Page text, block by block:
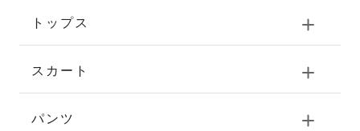
トップス
スカート
パンツ